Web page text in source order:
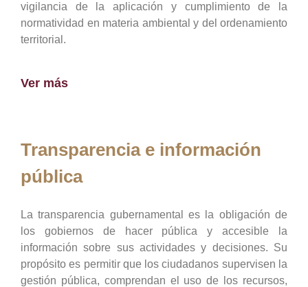
vigilancia de la aplicación y cumplimiento de la
normatividad en materia ambiental y del ordenamiento
territorial.
Ver más
Transparencia e información
pública
La transparencia gubernamental es la obligación de
los gobiernos de hacer pública y accesible la
información sobre sus actividades y decisiones. Su
propósito es permitir que los ciudadanos supervisen la
gestión pública, comprendan el uso de los recursos,